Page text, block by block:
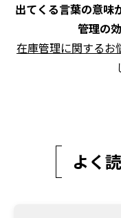
出てくる言葉の意味
管理の
在庫管理に関するお
よく